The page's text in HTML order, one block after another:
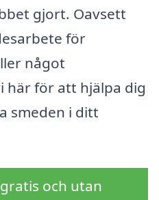
gjort. Oavsett
för
något
här för att hjälpa dig
smeden i ditt
och utan